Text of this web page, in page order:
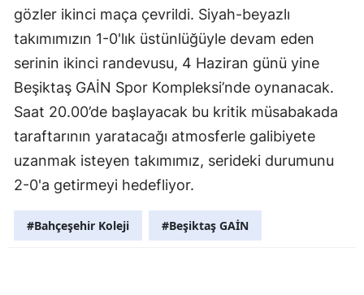
gözler ikinci maça çevrildi. Siyah-beyazlı
takımımızın 1-0'lık üstünlüğüyle devam eden
serinin ikinci randevusu, 4 Haziran günü yine
Beşiktaş GAİN Spor Kompleksi’nde oynanacak.
Saat 20.00’de başlayacak bu kritik müsabakada
taraftarının yaratacağı atmosferle galibiyete
uzanmak isteyen takımımız, serideki durumunu
2-0'a getirmeyi hedefliyor.
#Bahçeşehir Koleji #Beşiktaş GAİN